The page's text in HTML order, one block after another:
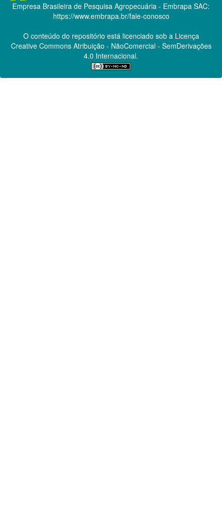
Empresa Brasileira de Pesquisa Agropecuária - Embrapa SAC:
https://www.embrapa.br/fale-conosco
O conteúdo do repositório está licenciado sob a Licença
Creative CommonsAtribuição - NãoComercial - SemDerivações
4.0 Internacional.